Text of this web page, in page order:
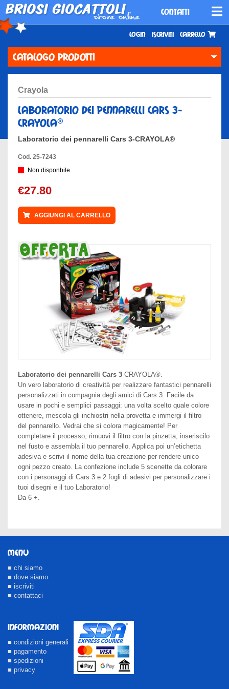
CONTATTI
CATALOGO PRODOTTI
Login Iscriviti Carrello
crayola
laboratorio dei pennarelli cars 3-
crayola®
Laboratorio dei pennarelli Cars 3-CRAYOLA®
Cod. 25-7243
Non disponbile
€27.80
AGGIUNGI AL CARRELLO
Laboratorio dei pennarelli Cars 3-CRAYOLA®.
Un vero laboratorio di creatività per realizzare fantastici pennarelli
personalizzati in compagnia degli amici di Cars 3. Facile da
usare in pochi e semplici passaggi: una volta scelto quale colore
ottenere, mescola gli inchiostri nella provetta e immergi il filtro
del pennarello. Vedrai che si colora magicamente! Per
completare il processo, rimuovi il filtro con la pinzetta, inseriscilo
nel fusto e assembla il tuo pennarello. Applica poi un’etichetta
adesiva e scrivi il nome della tua creazione per rendere unico
ogni pezzo creato. La confezione include 5 scenette da colorare
con i personaggi di Cars 3 e 2 fogli di adesivi per personalizzare i
tuoi disegni e il tuo Laboratorio!
Da 6 +.
MENU
■ chi siamo
■ dove siamo
■ iscriviti
■ contattaci
INFORMAZIONI
■ condizioni generali
■ pagamento
■ spedizioni
■ privacy